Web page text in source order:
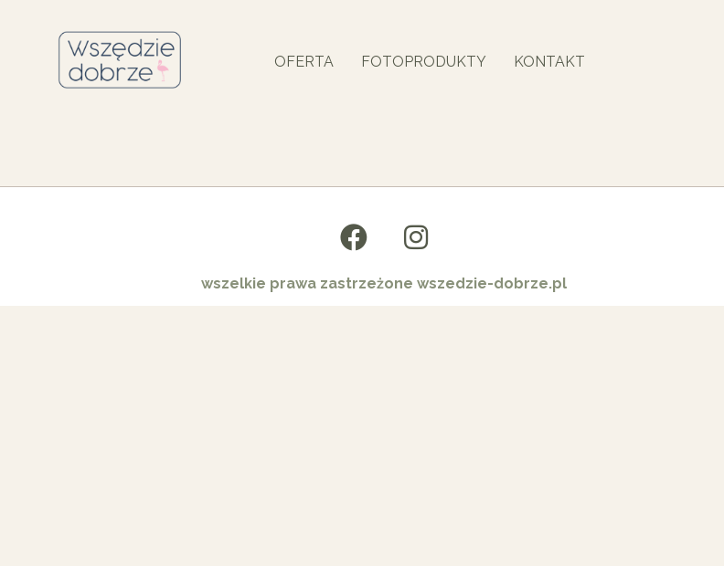
OFERTA FOTOPRODUKTY KONTAKT
wszelkie prawa zastrzeżone wszedzie-dobrze.pl